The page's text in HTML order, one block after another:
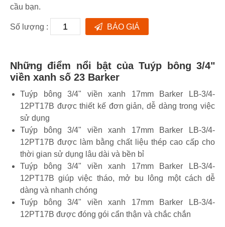
cầu bạn.
Số lượng : BÁO GIÁ
Những điểm nổi bật của Tuýp bông 3/4"
viền xanh số 23 Barker
Tuýp bông 3/4" viền xanh 17mm Barker LB-3/4-
12PT17B được thiết kế đơn giản, dễ dàng trong việc
sử dụng
Tuýp bông 3/4" viền xanh 17mm Barker LB-3/4-
12PT17B được làm bằng chất liệu thép cao cấp cho
thời gian sử dụng lâu dài và bền bỉ
Tuýp bông 3/4" viền xanh 17mm Barker LB-3/4-
12PT17B giúp việc tháo, mở bu lông một cách dễ
dàng và nhanh chóng
Tuýp bông 3/4" viền xanh 17mm Barker LB-3/4-
12PT17B được đóng gói cẩn thận và chắc chắn